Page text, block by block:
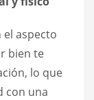
el aspecto
bien te
lo que
con una